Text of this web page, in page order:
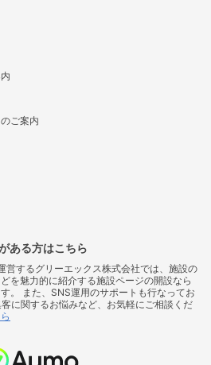
ご案内
ある方はこちら
営するグリーエックス株式会社では、施設の
を魅力的に紹介する施設ページの開設なら
。 また、SNS運用のサポートも行なってお
に関するお悩みなど、お気軽にご相談くだ